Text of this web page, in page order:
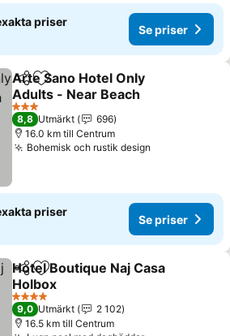
priser
Se priser
Dela Lägg till i Mina Favoriter
Arte Sano Hotel Only
Adults - Near Beach
Se priser
3 Stjärnor
8,8 Utmärkt
696
16.0 km till Centrum
Bohemisk och rustik design
priser
Se priser
Dela Lägg till i Mina Favoriter
Hotel Boutique Naj Casa
Holbox
Se priser
4 Stjärnor
9,0 Utmärkt
2 102
16.5 km till Centrum